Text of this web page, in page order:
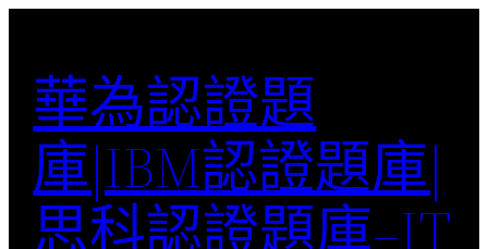
華為認證題
庫|IBM認證題庫|
思科認證題庫–IT